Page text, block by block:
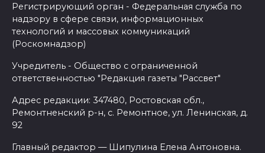
Регистрирующий орган - Федеральная служба по
надзору в сфере связи, информационных
технологий и массовых коммуникаций
(Роскомнадзор)
Учредитель - Общество с ограниченной
ответственностью "Редакция газеты "Рассвет"
Адрес редакции: 347480, Ростовская обл.,
Ремонтненский р-н, с. Ремонтное, ул. Ленинская, д.
92
Главный редактор — Шипулина Елена Антоновна.